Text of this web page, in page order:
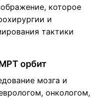
которое
и
тактики
орбит
мозга и
онкологом,